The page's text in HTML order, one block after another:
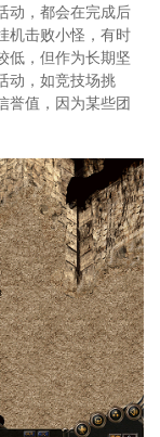
动，都会在完成后
机击败小怪，有时
低，但作为长期坚
动，如竞技场挑
誉值，因为某些团